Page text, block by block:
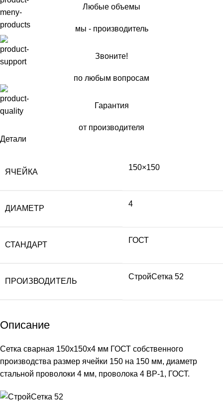
Любые объемы
мы - производитель
Звоните!
по любым вопросам
Гарантия
от производителя
Детали
ЯЧЕЙКА
150×150
ДИАМЕТР
4
СТАНДАРТ
ГОСТ
ПРОИЗВОДИТЕЛЬ
СтройСетка 52
Описание
Сетка сварная 150х150х4 мм ГОСТ собственного
производства размер ячейки 150 на 150 мм, диаметр
стальной проволоки 4 мм, проволока 4 ВР-1, ГОСТ.